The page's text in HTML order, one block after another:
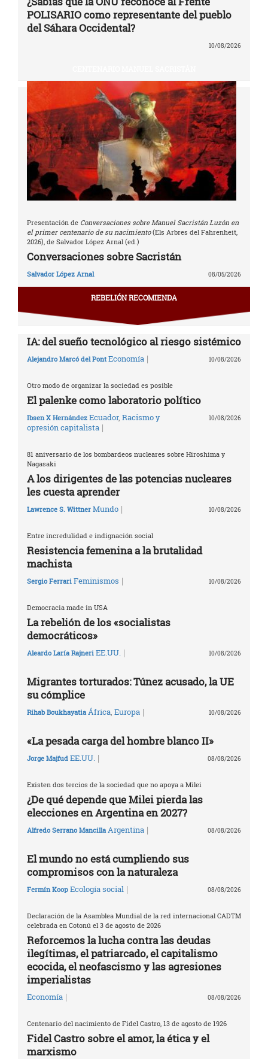
POLISARIO como representante del pueblo
del Sáhara Occidental?
10/08/2026
Presentación de Conversaciones sobre Manuel Sacristán Luzón en
el primer centenario de su nacimiento(Els Arbres del Fahrenheit,
2026), de Salvador López Arnal (ed.)
Conversaciones sobre Sacristán
Salvador López Arnal 08/05/2026
REBELIÓN RECOMIENDA
IA: del sueño tecnológico al riesgo sistémico
Alejandro Marcó del Pont Economía | 10/08/2026
Otro modo de organizar la sociedad es posible
El palenke como laboratorio político
Ibsen X Hernández Ecuador, Racismo y
opresión capitalista |
10/08/2026
81 aniversario de los bombardeos nucleares sobre Hiroshima y
Nagasaki
A los dirigentes de las potencias nucleares
les cuesta aprender
Lawrence S. Wittner Mundo | 10/08/2026
Entre incredulidad e indignación social
Resistencia femenina a la brutalidad
machista
Sergio Ferrari Feminismos | 10/08/2026
Democracia made in USA
La rebelión de los «socialistas
democráticos»
Aleardo Laría Rajneri EE.UU. | 10/08/2026
Migrantes torturados: Túnez acusado, la UE
su cómplice
Rihab Boukhayatia África Europa | 10/08/2026
«La pesada carga del hombre blanco II»
Jorge Majfud EE.UU. | 08/08/2026
Existen dos tercios de la sociedad que no apoya a Milei
¿De qué depende que Milei pierda las
elecciones en Argentina en 2027?
Alfredo Serrano Mancilla Argentina | 08/08/2026
El mundo no está cumpliendo sus
compromisos con la naturaleza
Fermín Koop Ecología social | 08/08/2026
Declaración de la Asamblea Mundial de la red internacional CADTM
celebrada en Cotonú el 3 de agosto de 2026
Reforcemos la lucha contra las deudas
ilegítimas, el patriarcado, el capitalismo
ecocida, el neofascismo y las agresiones
imperialistas
Economía | 08/08/2026
Centenario del nacimiento de Fidel Castro, 13 de agosto de 1926
Fidel Castro sobre el amor, la ética y el
marxismo